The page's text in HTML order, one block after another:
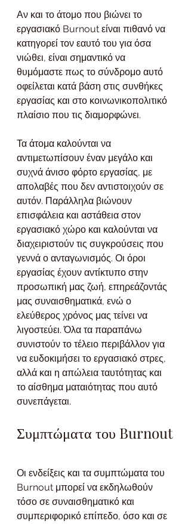
Αν και το άτομο που βιώνει το
εργασιακό Burnout είναι πιθανό να
κατηγορεί τον εαυτό του για όσα
νιώθει, είναι σημαντικό να
θυμόμαστε πως το σύνδρομο αυτό
οφείλεται κατά βάση στις συνθήκες
εργασίας και στο κοινωνικοπολιτικό
πλαίσιο που τις διαμορφώνει.
Τα άτομα καλούνται να
αντιμετωπίσουν έναν μεγάλο και
συχνά άνισο φόρτο εργασίας, με
απολαβές που δεν αντιστοιχούν σε
αυτόν. Παράλληλα βιώνουν
επισφάλεια και αστάθεια στον
εργασιακό χώρο και καλούνται να
διαχειριστούν τις συγκρούσεις που
γεννά ο ανταγωνισμός. Οι όροι
εργασίας έχουν αντίκτυπο στην
προσωπική μας ζωή, επηρεάζοντάς
μας συναισθηματικά, ενώ ο
ελεύθερος χρόνος μας τείνει να
λιγοστεύει. Όλα τα παραπάνω
συνιστούν το τέλειο περιβάλλον για
να ευδοκιμήσει το εργασιακό στρες,
αλλά και η απώλεια ταυτότητας και
το αίσθημα ματαιότητας που αυτό
συνεπάγεται.
Συμπτώματα του Burnout
Οι ενδείξεις και τα συμπτώματα του
Burnout μπορεί να εκδηλωθούν
τόσο σε συναισθηματικό και
συμπεριφορικό επίπεδο, όσο και σε